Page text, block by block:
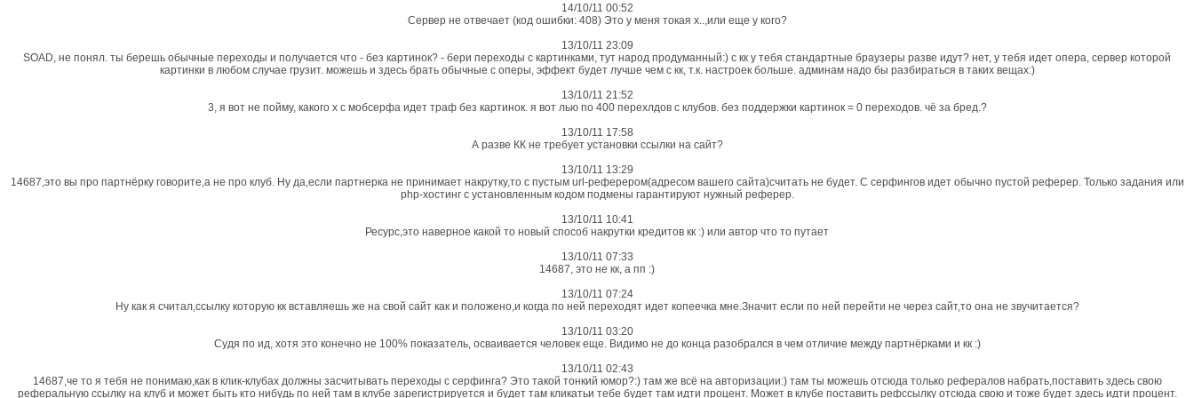
14/10/11 00:52
Сервер не отвечает (код ошибки: 408) Это у меня токая х..,или еще у кого?
13/10/11 23:09
SOAD, не понял. ты берешь обычные переходы и получается что - без картинок? - бери переходы с картинками, тут народ продуманный:) с кк у тебя стандартные браузеры разве идут? нет, у тебя идет опера, сервер которой
картинки в любом случае грузит. можешь и здесь брать обычные с оперы, эффект будет лучше чем с кк, т.к. настроек больше. админам надо бы разбираться в таких вещах:)
13/10/11 21:52
3, я вот не пойму, какого х с мобсерфа идет траф без картинок. я вот лью по 400 перехлдов с клубов. без поддержки картинок = 0 переходов. чё за бред.?
13/10/11 17:58
А разве КК не требует установки ссылки на сайт?
13/10/11 13:29
14687,это вы про партнёрку говорите,а не про клуб. Ну да,если партнерка не принимает накрутку,то с пустым url-реферером(адресом вашего сайта)считать не будет. С серфингов идет обычно пустой реферер. Только задания или
php-хостинг с установленным кодом подмены гарантируют нужный реферер.
13/10/11 10:41
Ресурс,это наверное какой то новый способ накрутки кредитов кк :) или автор что то путает
13/10/11 07:33
14687, это не кк, а пп :)
13/10/11 07:24
Ну как я считал,ссылку которую кк вставляешь же на свой сайт как и положено,и когда по ней переходят идет копеечка мне.Значит если по ней перейти не через сайт,то она не звучитается?
13/10/11 03:20
Судя по ид, хотя это конечно не 100% показатель, осваивается человек еще. Видимо не до конца разобрался в чем отличие между партнёрками и кк :)
13/10/11 02:43
14687,че то я тебя не понимаю,как в клик-клубах должны засчитывать переходы с серфинга? Это такой тонкий юмор?:) там же всё на авторизации:) там ты можешь отсюда только рефералов набрать,поставить здесь свою
реферальную ссылку на клуб и может быть кто нибудь по ней там в клубе зарегистрируется и будет там кликатьи тебе будет там идти процент. Может в клубе поставить рефссылку отсюда свою и тоже будет здесь идти процент.